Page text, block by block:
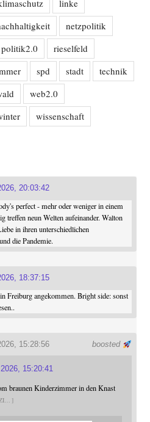
linke
netzpolitik
politik2.0
rieselfeld
spd stadt
technik
web2.0
wissenschaft
20:03:42
perfect - mehr oder weniger in einem
treffen neun Welten aufeinander. Walton
in ihren unterschiedlichen
die Pandemie.
18:37:15
Freiburg angekommen. Bright side: sonst
boosted
15:28:56
15:20:41
braunen Kinderzimmer in den Knast